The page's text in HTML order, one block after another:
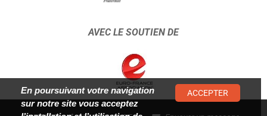
AVEC LE SOUTIEN DE
En poursuivant votre navigation
sur notre site vous acceptez
ACCEPTER